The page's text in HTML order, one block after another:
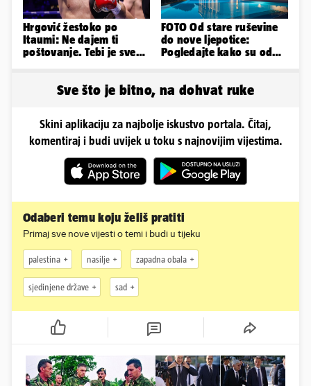
Hrgović žestoko po
Itaumi: Ne dajem ti
poštovanje. Tebi je sve
FOTO Od stare ruševine
do nove ljepotice:
Pogledajte kako su od
Sve što je bitno, na dohvat ruke
Skini aplikaciju za najbolje iskustvo portala. Čitaj,
komentiraj i budi uvijek u toku s najnovijim vijestima.
Odaberi temu koju želiš pratiti
Primaj sve nove vijesti o temi i budi u tijeku
palestina nasilje zapadna obala
sjedinjene države sad